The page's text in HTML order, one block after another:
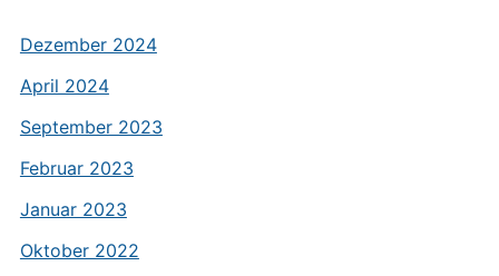
Dezember 2024
April 2024
September 2023
Februar 2023
Januar 2023
Oktober 2022